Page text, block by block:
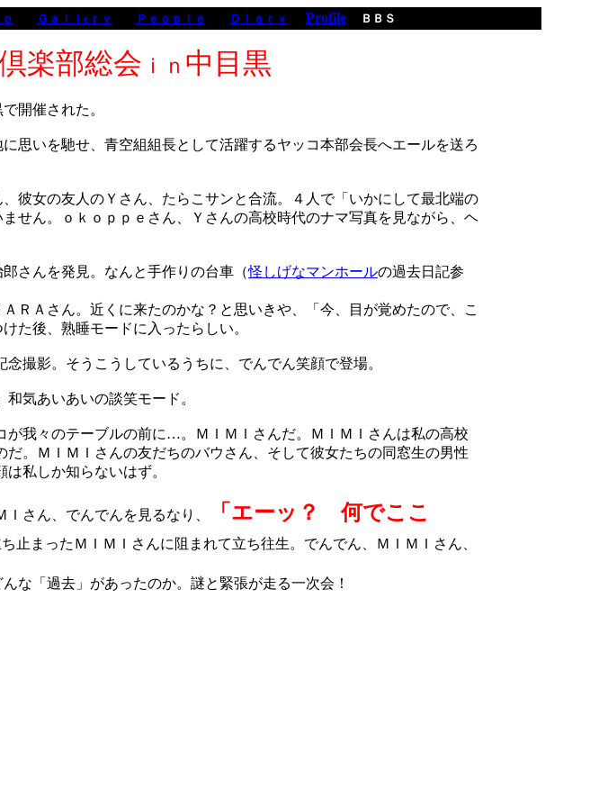
Ｇａｌｌeｒｙ Ｐｅｏｐｌｅ Ｄｉａｒｙ ProfileＢＢＳ
楽部総会 ｉｎ 中目黒
開催された。
思いを馳せ、青空組組長として活躍するヤッコ本部会長へエールを送ろ
彼女の友人のＹさん、たらこサンと合流。４人で「いかにして最北端の
せん。ｏｋｏｐｐｅさん、Ｙさんの高校時代のナマ写真を見ながら、ヘ
さんを発見。なんと手作りの台車（怪しげなマンホールの過去日記参
Ａさん。近くに来たのかな？と思いきや、「今、目が覚めたので、こ
た後、熟睡モードに入ったらしい。
撮影。そうこうしているうちに、でんでん笑顔で登場。
気あいあいの談笑モード。
我々のテーブルの前に…。ＭＩＭＩさんだ。ＭＩＭＩさんは私の高校
。ＭＩＭＩさんの友だちのバウさん、そして彼女たちの同窓生の男性
私しか知らないはず。
さん、でんでんを見るなり、
「エーッ？ 何でここ
止まったＭＩＭＩさんに阻まれて立ち往生。でんでん、ＭＩＭＩさん、
な「過去」があったのか。謎と緊張が走る一次会！